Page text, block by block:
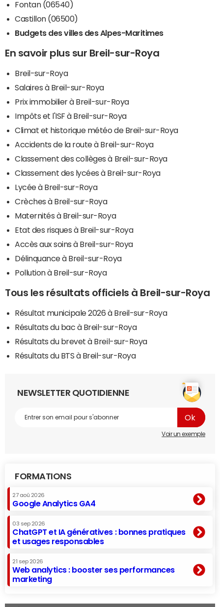
Fontan (06540)
Castillon (06500)
Budgets des villes des Alpes-Maritimes
En savoir plus sur Breil-sur-Roya
Breil-sur-Roya
Salaires à Breil-sur-Roya
Prix immobilier à Breil-sur-Roya
Impôts et l'ISF à Breil-sur-Roya
Climat et historique météo de Breil-sur-Roya
Accidents de la route à Breil-sur-Roya
Classement des collèges à Breil-sur-Roya
Classement des lycées à Breil-sur-Roya
Lycée à Breil-sur-Roya
Crèches à Breil-sur-Roya
Maternités à Breil-sur-Roya
Etat des risques à Breil-sur-Roya
Accès aux soins à Breil-sur-Roya
Délinquance à Breil-sur-Roya
Pollution à Breil-sur-Roya
Tous les résultats officiels à Breil-sur-Roya
Résultat municipale 2026 à Breil-sur-Roya
Résultats du bac à Breil-sur-Roya
Résultats du brevet à Breil-sur-Roya
Résultats du BTS à Breil-sur-Roya
NEWSLETTER QUOTIDIENNE
Voir un exemple
FORMATIONS
27 aoû 2026
Google Analytics GA4
03 sep 2026
ChatGPT et IA génératives : bonnes pratiques
et usages responsables
21 sep 2026
Web analytics : booster ses performances
marketing